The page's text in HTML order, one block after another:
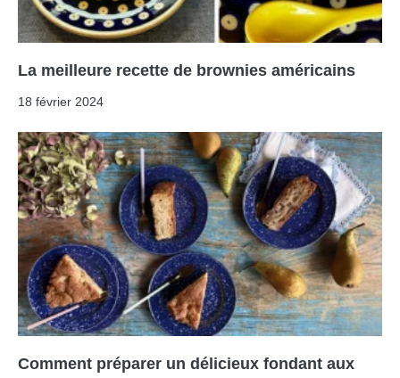
La meilleure recette de brownies américains
18 février 2024
Comment préparer un délicieux fondant aux